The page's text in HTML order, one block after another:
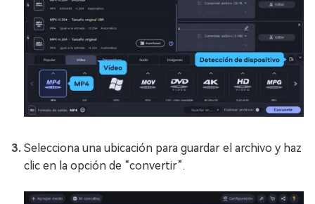
Selecciona una ubicación para guardar el archivo y haz
clic en la opción de “convertir”.